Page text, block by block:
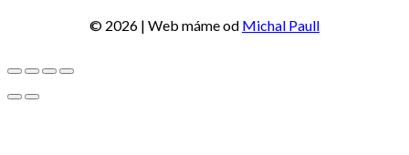
© 2026 | Web máme od Michal Paull